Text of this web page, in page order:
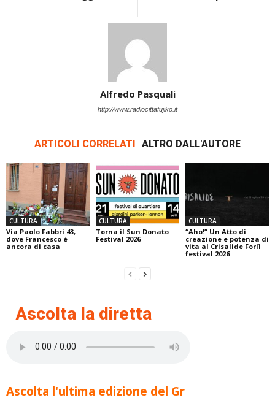
Alfredo Pasquali
http://www.radiocittafujiko.it
ARTICOLI CORRELATI ALTRO DALL'AUTORE
CULTURA
Via Paolo Fabbri 43,
dove Francesco è
ancora di casa
CULTURA
Torna il Sun Donato
Festival 2026
CULTURA
“Aho!” Un Atto di
creazione e potenza di
vita al Crisalide Forlì
festival 2026
Ascolta la diretta
Ascolta l'ultima edizione del Gr